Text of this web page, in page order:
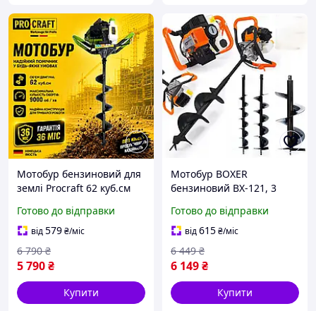
Мотобур бензиновий для
землі Procraft 62 куб.см
земляних робіт
бензиновий, Ямобур
мотобур
Готово до відправки
від579₴/міс
5 790₴
6 790 ₴
Купити
Мотобур BOXER
бензиновий BX-121, 3
куб.см
Готово до відправки
від615₴/міс
6 149₴
6 449 ₴
Купити